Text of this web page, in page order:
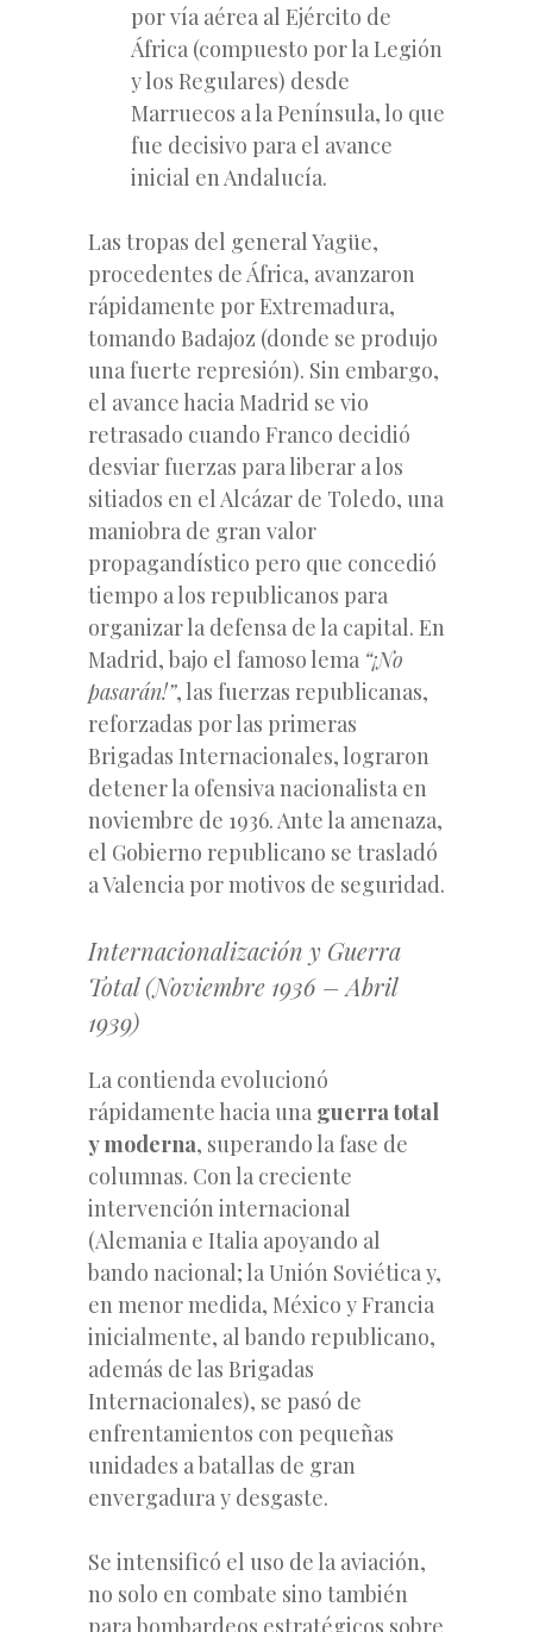
por vía aérea al Ejército de
África (compuesto por la Legión
y los Regulares) desde
Marruecos a la Península, lo que
fue decisivo para el avance
inicial en Andalucía.
Las tropas del general Yagüe,
procedentes de África, avanzaron
rápidamente por Extremadura,
tomando Badajoz (donde se produjo
una fuerte represión). Sin embargo,
el avance hacia Madrid se vio
retrasado cuando Franco decidió
desviar fuerzas para liberar a los
sitiados en el Alcázar de Toledo, una
maniobra de gran valor
propagandístico pero que concedió
tiempo a los republicanos para
organizar la defensa de la capital. En
Madrid, bajo el famoso lema “¡No
pasarán!”, las fuerzas republicanas,
reforzadas por las primeras
Brigadas Internacionales, lograron
detener la ofensiva nacionalista en
noviembre de 1936. Ante la amenaza,
el Gobierno republicano se trasladó
a Valencia por motivos de seguridad.
Internacionalización y Guerra
Total (Noviembre 1936 – Abril
1939)
La contienda evolucionó
rápidamente hacia una guerra total
y moderna, superando la fase de
columnas. Con la creciente
intervención internacional
(Alemania e Italia apoyando al
bando nacional; la Unión Soviética y,
en menor medida, México y Francia
inicialmente, al bando republicano,
además de las Brigadas
Internacionales), se pasó de
enfrentamientos con pequeñas
unidades a batallas de gran
envergadura y desgaste.
Se intensificó el uso de la aviación,
no solo en combate sino también
para bombardeos estratégicos sobre